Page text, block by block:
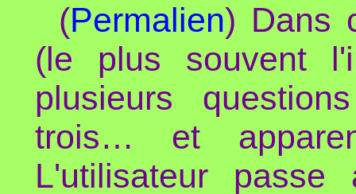
(Permalien) Dans
(le plus souvent
plusieurs
trois… et
L'utilisateur